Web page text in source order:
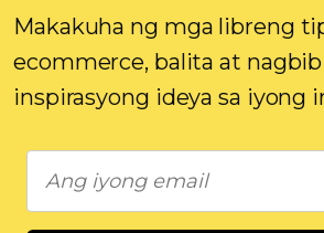
Makakuha ng mga libreng
ecommerce, balita at
inspirasyong ideya sa iyong